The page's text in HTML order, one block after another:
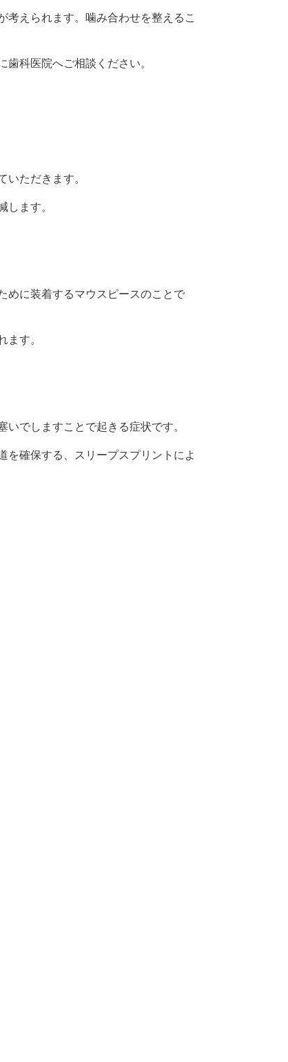
考えられます。噛み合わせを整えるこ
科医院へご相談ください。
いただきます。
します。
めに装着するマウスピースのことで
ます。
でしますことで起きる症状です。
を確保する、スリープスプリントによ